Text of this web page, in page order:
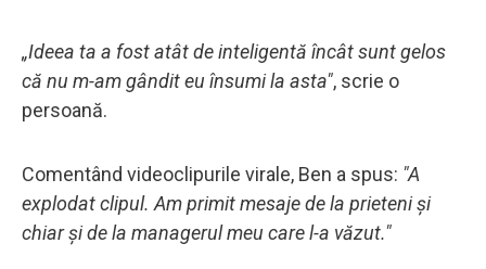
„Ideea ta a fost atât de inteligentă încât sunt gelos
că nu m-am gândit eu însumi la asta", scrie o
persoană.
Comentând videoclipurile virale, Ben a spus: "A
explodat clipul. Am primit mesaje de la prieteni și
chiar și de la managerul meu care l-a văzut."